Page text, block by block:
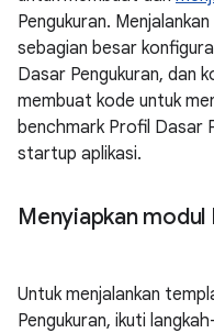
Pengukuran.
sebagian besar
Dasar Pengukuran, dan
membuat kode untuk
benchmark Profil Dasar
startup aplikasi.
Menyiapkan
Untuk menjalankan
Pengukuran, ikuti